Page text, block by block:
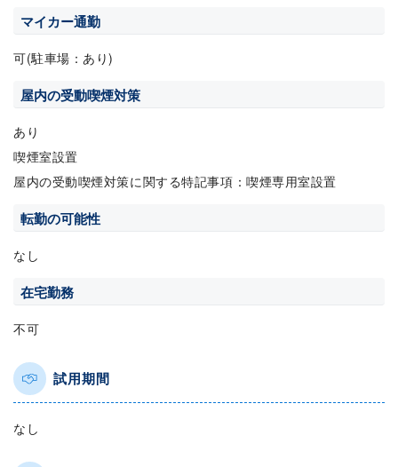
マイカー通勤
可(駐車場：あり)
屋内の受動喫煙対策
あり
喫煙室設置
屋内の受動喫煙対策に関する特記事項：喫煙専用室設置
転勤の可能性
なし
在宅勤務
不可
試用期間
なし